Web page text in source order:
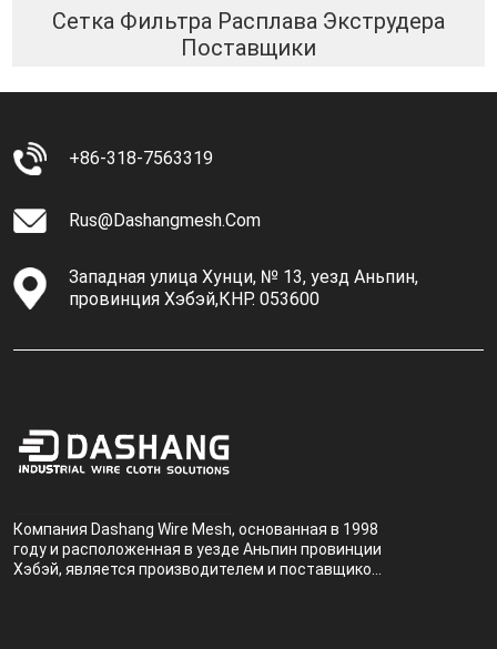
Сетка Фильтра Расплава Экструдера
Поставщики
+86-318-7563319
Rus@dashangmesh.com
Западная улица Хунци, № 13, уезд Аньпин,
провинция Хэбэй,КНР. 053600
Компания Dashang Wire Mesh, основанная в 1998
году и расположенная в уезде Аньпин провинции
Хэбэй, является производителем и поставщиком,